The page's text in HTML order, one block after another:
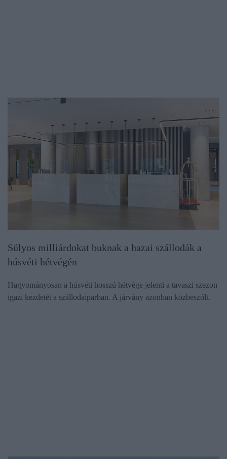
Súlyos milliárdokat buknak a hazai szállodák a
húsvéti hétvégén
Hagyományosan a húsvéti hosszú hétvége jelenti a tavaszi szezon
igazi kezdetét a szállodaiparban. A járvány azonban közbeszólt.